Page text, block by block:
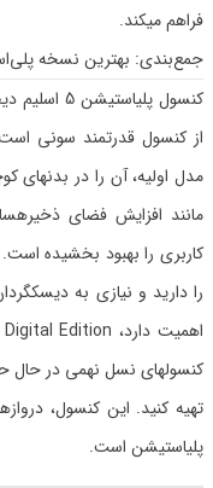
فراهم میکند.
جمع‌بندی: بهترین نسخه
کنسول
از کنسول قدرتمند سونی
مدل اولیه، آن را در بدنهای
را دارید و نیازی به
کنسولهای نسل نهمی در حال
تهیه کنید. این کنسول،
پلیاستیشن است.